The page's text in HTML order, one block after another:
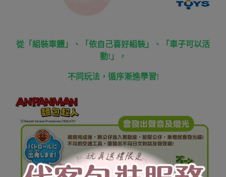
從「組裝車體」、「依自己喜好組裝」、「車子可以活
動!」，
不同玩法，循序漸進學習!